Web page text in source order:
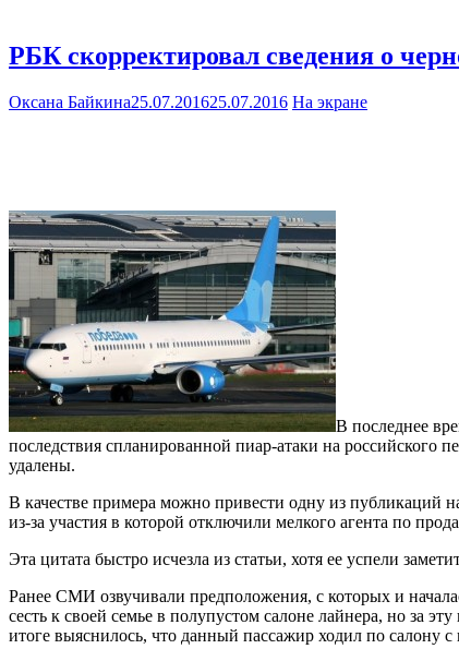
РБК скорректировал сведения о
Оксана Байкина25.07.201625.07.2016 На экране
В последнее
последствия спланированной пиар-атаки на российского
удалены.
В качестве примера можно привести одну из публикаций
из-за участия в которой отключили мелкого агента по
Эта цитата быстро исчезла из статьи, хотя ее успели
Ранее СМИ озвучивали предположения, с которых и
сесть к своей семье в полупустом салоне лайнера, но за
итоге выяснилось, что данный пассажир ходил по салону